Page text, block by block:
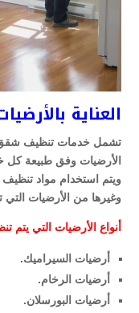
العناية
تشمل خدمات تنظيف شقق
الأرضيات وفق طبيعة كل
ويتم استخدام مواد تنظيف
وغيرها من الأرضيات التي
أنواع الأرضيات التي يتم
أرضيات السيراميك.
أرضيات الرخام.
أرضيات البورسلان.